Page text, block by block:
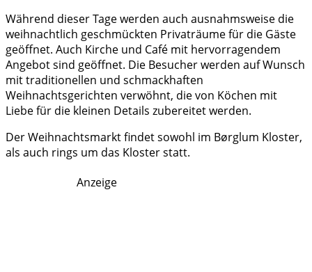
Während dieser Tage werden auch ausnahmsweise die
weihnachtlich geschmückten Privaträume für die Gäste
geöffnet. Auch Kirche und Café mit hervorragendem
Angebot sind geöffnet. Die Besucher werden auf Wunsch
mit traditionellen und schmackhaften
Weihnachtsgerichten verwöhnt, die von Köchen mit
Liebe für die kleinen Details zubereitet werden.
Der Weihnachtsmarkt findet sowohl im Børglum Kloster,
als auch rings um das Kloster statt.
Anzeige